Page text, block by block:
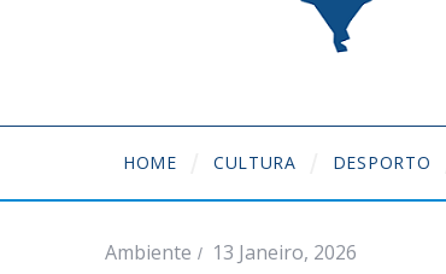
HOME CULTURA DESPORTO
Ambiente 13 Janeiro, 2026